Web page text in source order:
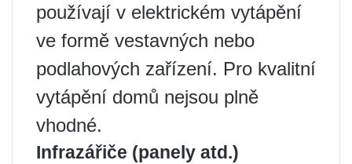
používají v elektrickém vytápění
ve formě vestavných nebo
podlahových zařízení. Pro kvalitní
vytápění domů nejsou plně
vhodné.
Infrazářiče (panely atd.)